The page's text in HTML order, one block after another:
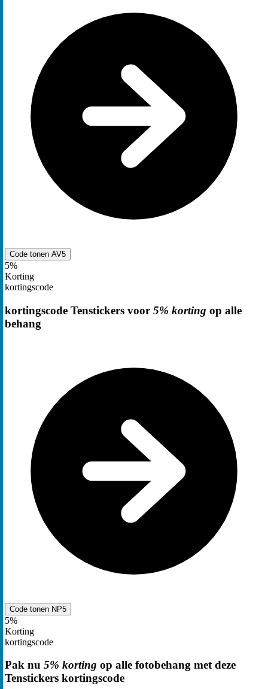
Code tonen AV5
5%
Korting
kortingscode
kortingscode Tenstickers voor 5% korting op alle
behang
Code tonen NP5
5%
Korting
kortingscode
Pak nu 5% korting op alle fotobehang met deze
Tenstickers kortingscode